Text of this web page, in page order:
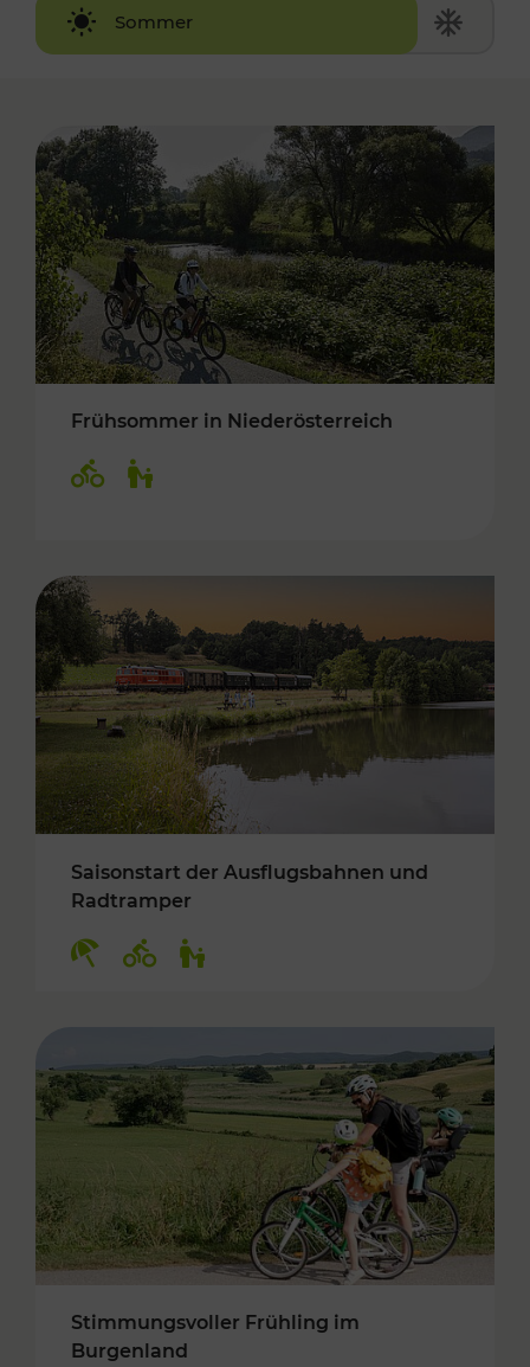
Sommer
Winter
Frühsommer in Niederösterreich
Saisonstart der Ausflugsbahnen und
Radtramper
Stimmungsvoller Frühling im
Burgenland